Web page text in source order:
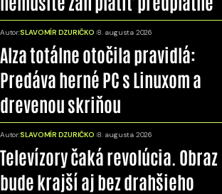
Autor:SLAVOMÍR DZURIČKO 8. augusta 2026
Alza totálne otočila pravidlá:
Predáva herné PC s Linuxom a
drevenou skriňou
Autor:SLAVOMÍR DZURIČKO 8. augusta 2026
Televízory čaká revolúcia. Obraz
bude krajší aj bez drahšieho